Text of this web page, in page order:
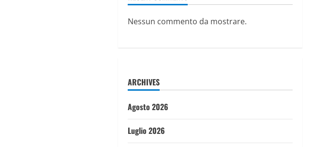
Nessun commento da mostrare.
ARCHIVES
Agosto 2026
Luglio 2026